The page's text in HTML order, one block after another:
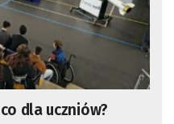
dla uczniów?